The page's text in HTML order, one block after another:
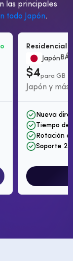
las principales
todo Japón.
Residencial
Japón
$4para GB
Japón y más
Nueva
Tiempo de
Rotación
Soporte